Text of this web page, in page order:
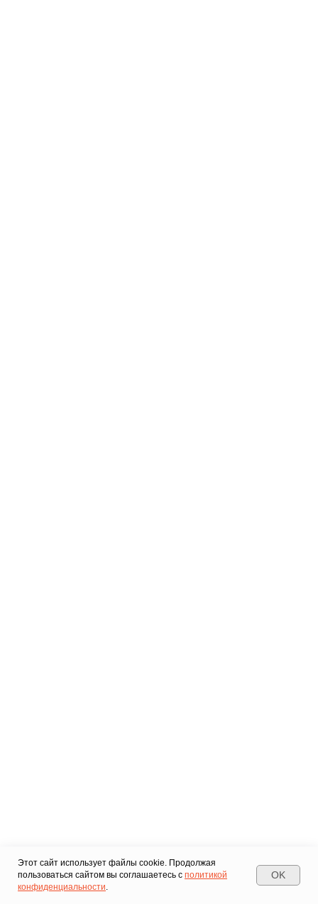
Этот сайт использует файлы cookie. Продолжая
пользоваться сайтом вы соглашаетесь с политикой
конфиденциальности.
OK